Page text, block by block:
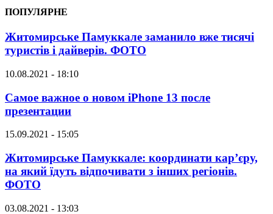
ПОПУЛЯРНЕ
Житомирське Памуккале заманило вже тисячі
туристів і дайверів. ФОТО
10.08.2021 - 18:10
Самое важное о новом iPhone 13 после
презентации
15.09.2021 - 15:05
Житомирське Памуккале: координати кар’єру,
на який їдуть відпочивати з інших регіонів.
ФОТО
03.08.2021 - 13:03